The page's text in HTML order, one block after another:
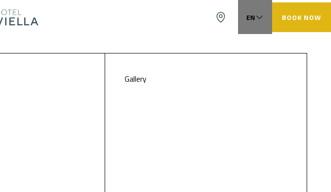
EN BOOK NOW
Gallery